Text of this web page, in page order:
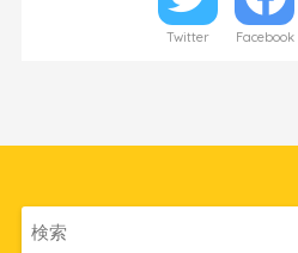
Twitter Facebook